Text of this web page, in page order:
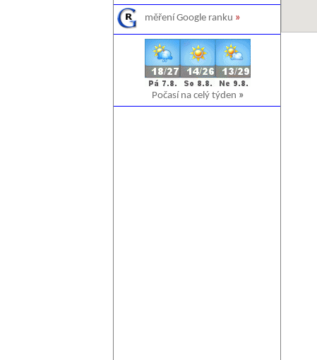
měření Google ranku »
Počasí na celý týden »